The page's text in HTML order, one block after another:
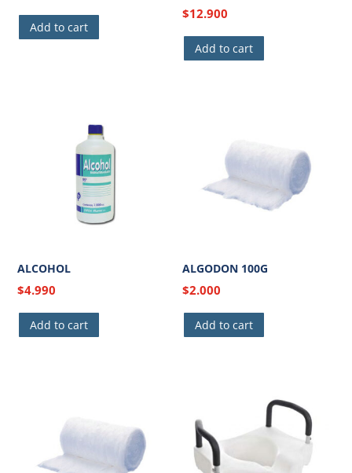
Add to cart
$12.900
Add to cart
ALCOHOL
$4.990
Add to cart
ALGODON 100G
$2.000
Add to cart